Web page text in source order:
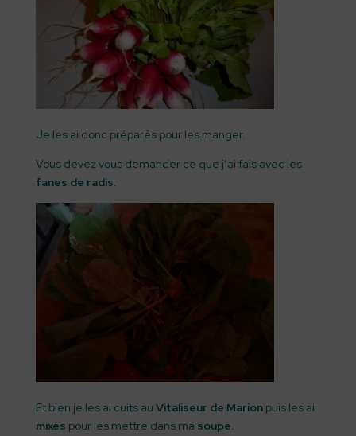
Je les ai donc préparés pour les manger.
Vous devez vous demander ce que j’ai fais avec les
fanes de radis.
Et bien je les ai cuits au Vitaliseur de Marionpuis les ai
mixés pour les mettre dans ma soupe.